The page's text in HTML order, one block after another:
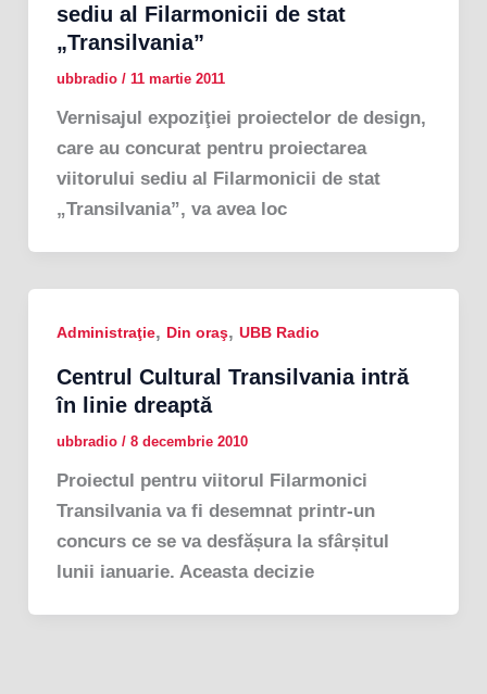
sediu al Filarmonicii de stat
„Transilvania”
ubbradio / 11 martie 2011
Vernisajul expoziţiei proiectelor de design,
care au concurat pentru proiectarea
viitorului sediu al Filarmonicii de stat
„Transilvania”, va avea loc
Administraţie, Din oraş, UBB Radio
Centrul Cultural Transilvania intră
în linie dreaptă
ubbradio / 8 decembrie 2010
Proiectul pentru viitorul Filarmonici
Transilvania va fi desemnat printr-un
concurs ce se va desfășura la sfârșitul
lunii ianuarie. Aceasta decizie